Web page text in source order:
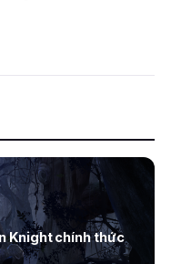
Knight chính thức